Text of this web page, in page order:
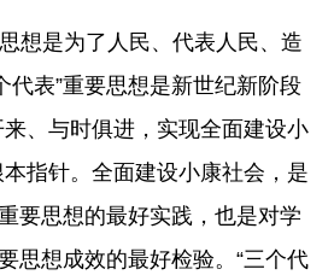
想是为了人民、代表人民、造
代表”重要思想是新世纪新阶段
、与时俱进，实现全面建设小
指针。全面建设小康社会，是
要思想的最好实践，也是对学
思想成效的最好检验。“三个代